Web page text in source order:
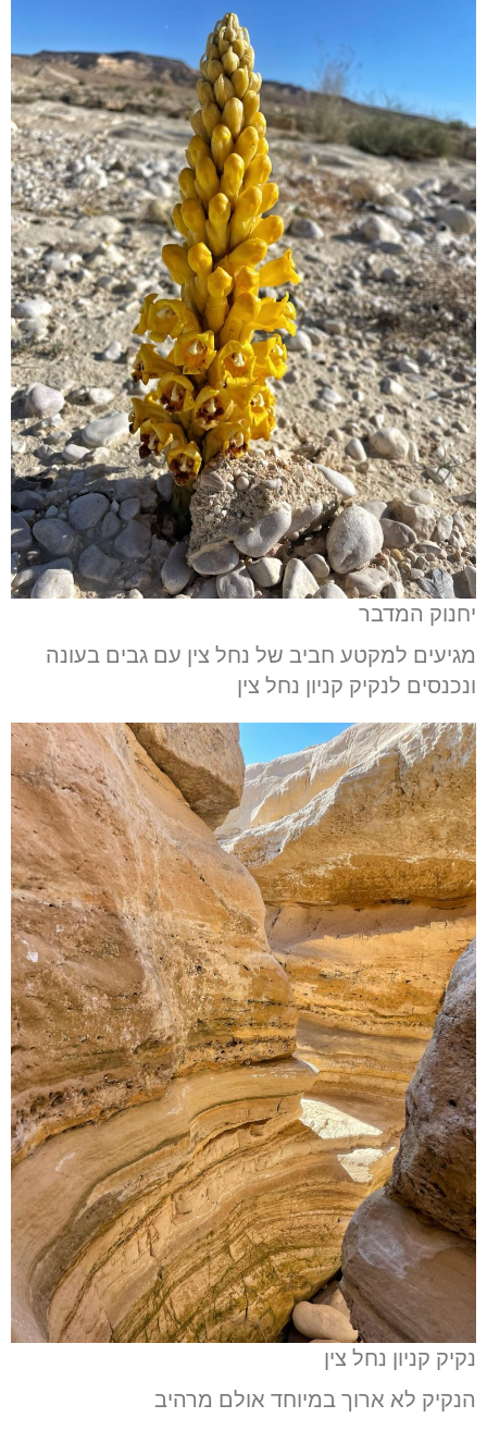
יחנוק המדבר
מגיעים למקטע חביב של נחל צין עם גבים בעונה
ונכנסים לנקיק קניון נחל צין
נקיק קניון נחל צין
הנקיק לא ארוך במיוחד אולם מרהיב